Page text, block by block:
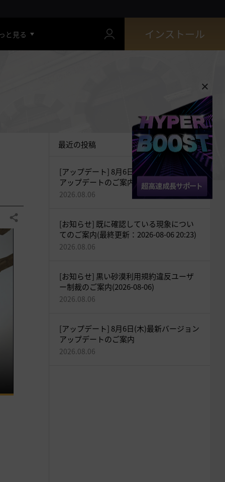
と見る インストール
共有する
最近の投稿
[アップデート] 8月6日(木)最新バージョン
アップデートのご案内
2026.08.06
[お知らせ] 既に確認している現象につい
てのご案内(最終更新：2026-08-06 20:23)
2026.08.06
[お知らせ] 黒い砂漠利用規約違反ユーザ
ー制裁のご案内(2026-08-06)
2026.08.06
[アップデート] 8月6日(木)最新バージョン
アップデートのご案内
2026.08.06